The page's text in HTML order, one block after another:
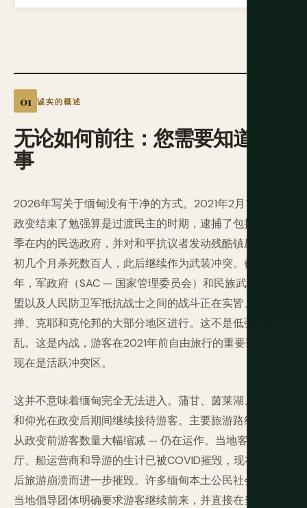
诚实的概述
无论如何前往：您需要知道的
事
2026年写关于缅甸没有干净的方式。2021年2月1日的军事
政变结束了勉强算是过渡民主的时期，逮捕了包括昂山素
季在内的民选政府，并对和平抗议者发动残酷镇压，在最
初几个月杀死数百人，此后继续作为武装冲突。截至2026
年，军政府（SAC — 国家管理委员会）和民族武装组织联
盟以及人民防卫军抵抗战士之间的战斗正在实皆、钦、
掸、克耶和克伦邦的大部分地区进行。这不是低强度叛
乱。这是内战，游客在2021年前自由旅行的重要部分国家
现在是活跃冲突区。
这并不意味着缅甸完全无法进入。蒲甘、茵莱湖、曼德勒
和仰光在政变后期间继续接待游客。主要旅游路线 — 现在
从政变前游客数量大幅缩减 — 仍在运作。当地客栈、餐
厅、船运营商和导游的生计已被COVID摧毁，现在因政变
后旅游崩溃而进一步摧毁。许多缅甸本土公民社会组织和
当地倡导团体明确要求游客继续前来，并直接在当地企业